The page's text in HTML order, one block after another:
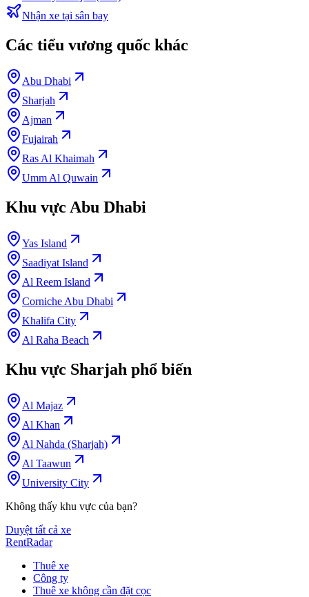
Nhận xe tại sân bay
Các tiểu vương quốc khác
Abu Dhabi
Sharjah
Ajman
Fujairah
Ras Al Khaimah
Umm Al Quwain
Khu vực Abu Dhabi
Yas Island
Saadiyat Island
Al Reem Island
Corniche Abu Dhabi
Khalifa City
Al Raha Beach
Khu vực Sharjah phổ biến
Al Majaz
Al Khan
Al Nahda (Sharjah)
Al Taawun
University City
Không thấy khu vực của bạn?
Duyệt tất cả xe
RentRadar
Thuê xe
Công ty
Thuê xe không cần đặt cọc